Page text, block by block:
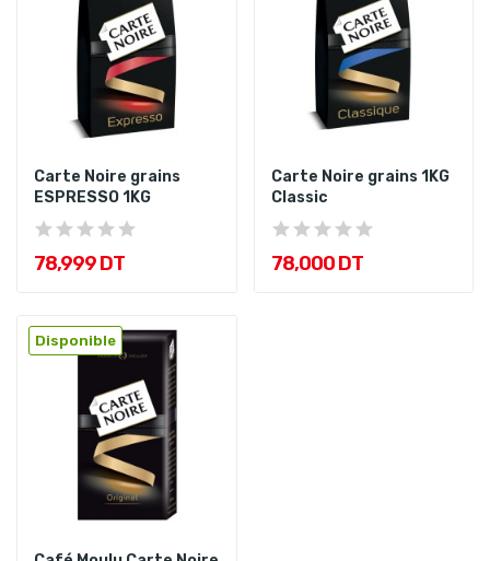
Carte Noire grains
ESPRESSO 1KG
78,999 DT
Carte Noire grains 1KG
Classic
78,000 DT
Disponible